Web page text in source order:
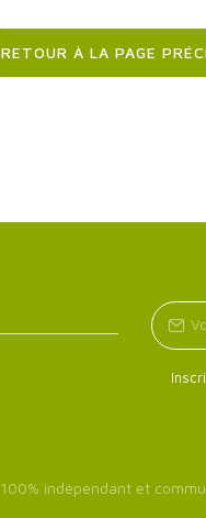
RETOUR À LA PAGE
indépendant et